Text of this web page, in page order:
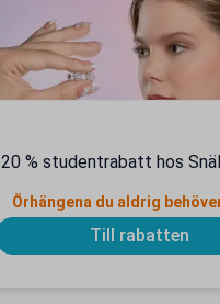
20 % studentrabatt hos
Örhängena du aldrig
Till rabatten